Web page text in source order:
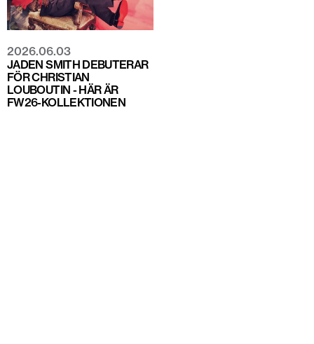
2026.06.03
JADEN SMITH DEBUTERAR
FÖR CHRISTIAN
LOUBOUTIN - HÄR ÄR
FW26-KOLLEKTIONEN